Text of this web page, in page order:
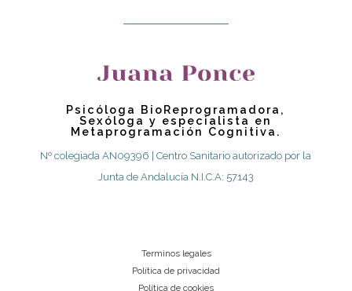
Psicóloga BioReprogramadora,
Sexóloga y especialista en
Metaprogramación Cognitiva.
Nº colegiada AN09396 | Centro Sanitario autorizado por la
Junta de Andalucía N.I.C.A: 57143
Terminos legales
Política de privacidad
Política de cookies